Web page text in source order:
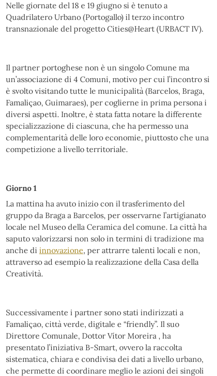
Nelle giornate del 18 e 19 giugno si è tenuto a
Quadrilatero Urbano (Portogallo) il terzo incontro
transnazionale del progetto Cities@Heart (URBACT IV).
Il partner portoghese non è un singolo Comune ma
un’associazione di 4 Comuni, motivo per cui l’incontro si
è svolto visitando tutte le municipalità (Barcelos, Braga,
Famaliçao, Guimaraes), per coglierne in prima persona i
diversi aspetti. Inoltre, è stata fatta notare la differente
specializzazione di ciascuna, che ha permesso una
complementarità delle loro economie, piuttosto che una
competizione a livello territoriale.
Giorno 1
La mattina ha avuto inizio con il trasferimento del
gruppo da Braga a Barcelos, per osservarne l’artigianato
locale nel Museo della Ceramica del comune. La città ha
saputo valorizzarsi non solo in termini di tradizione ma
anche di innovazione, per attrarre talenti locali e non,
attraverso ad esempio la realizzazione della Casa della
Creatività.
Successivamente i partner sono stati indirizzati a
Famaliçao, città verde, digitale e “friendly”. Il suo
Direttore Comunale, Dottor Vítor Moreira , ha
presentato l’iniziativa B-Smart, ovvero la raccolta
sistematica, chiara e condivisa dei dati a livello urbano,
che permette di coordinare meglio le azioni dei singoli